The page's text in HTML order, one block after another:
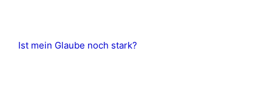
Ist mein Glaube noch stark?